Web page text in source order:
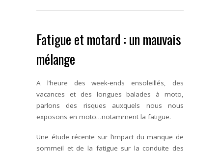
Fatigue et motard : un mauvais
mélange
A l’heure des week-ends ensoleillés, des
vacances et des longues balades à moto,
parlons des risques auxquels nous nous
exposons en moto…notamment la fatigue.
Une étude récente sur l’impact du manque de
sommeil et de la fatigue sur la conduite des